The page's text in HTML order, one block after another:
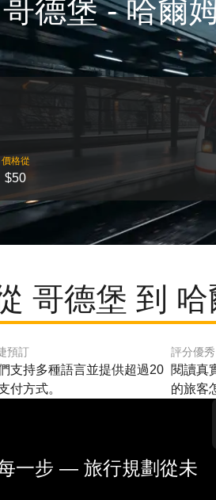
哥德堡 - 哈爾
價格從
$50
哥德堡 到
預訂
支持多種語言並提供超過20
付方式。
評分優秀
閱讀真
的旅客
一步 — 旅行規劃從未